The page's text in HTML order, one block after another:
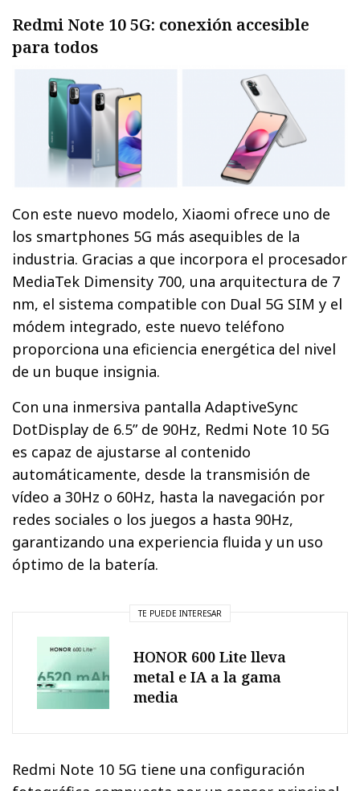
Redmi Note 10 5G: conexión accesible
para todos
Con este nuevo modelo, Xiaomi ofrece uno de
los smartphones 5G más asequibles de la
industria. Gracias a que incorpora el procesador
MediaTek Dimensity 700, una arquitectura de 7
nm, el sistema compatible con Dual 5G SIM y el
módem integrado, este nuevo teléfono
proporciona una eficiencia energética del nivel
de un buque insignia.
Con una inmersiva pantalla AdaptiveSync
DotDisplay de 6.5” de 90Hz, Redmi Note 10 5G
es capaz de ajustarse al contenido
automáticamente, desde la transmisión de
vídeo a 30Hz o 60Hz, hasta la navegación por
redes sociales o los juegos a hasta 90Hz,
garantizando una experiencia fluida y un uso
óptimo de la batería.
TE PUEDE INTERESAR
HONOR 600 Lite lleva
metal e IA a la gama
media
Redmi Note 10 5G tiene una configuración